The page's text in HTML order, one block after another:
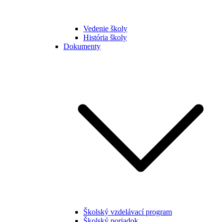
Vedenie školy
História školy
Dokumenty
Školský vzdelávací program